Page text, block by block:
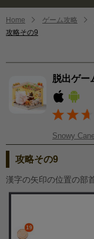
Home ゲーム攻略
攻略その9
脱出ゲー
Snowy
攻略その9
漢字の矢印の位置の部